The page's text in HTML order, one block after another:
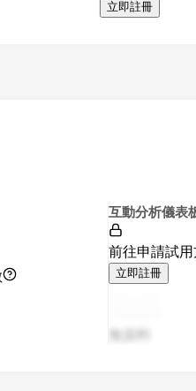
立即註冊
互動分析儀表
前往申請試
立即註冊
無資料